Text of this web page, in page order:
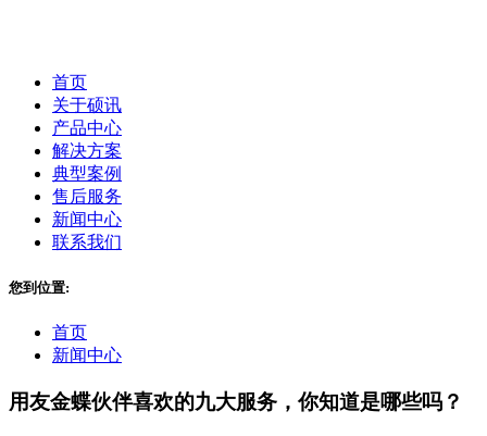
首页
关于硕讯
产品中心
解决方案
典型案例
售后服务
新闻中心
联系我们
您到位置:
首页
新闻中心
用友金蝶伙伴喜欢的九大服务，你知道是哪些吗？